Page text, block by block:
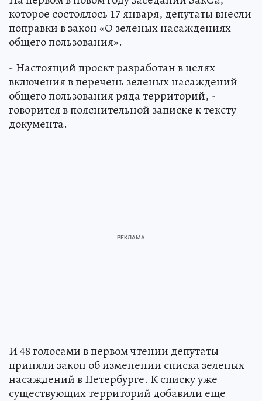
которое состоялось 17 января, депутаты внесли
поправки в закон «О зеленых насаждениях
общего пользования».
- Настоящий проект разработан в целях
включения в перечень зеленых насаждений
общего пользования ряда территорий, -
говорится в пояснительной записке к тексту
документа.
И 48 голосами в первом чтении депутаты
приняли закон об изменении списка зеленых
насаждений в Петербурге. К списку уже
существующих территорий добавили еще